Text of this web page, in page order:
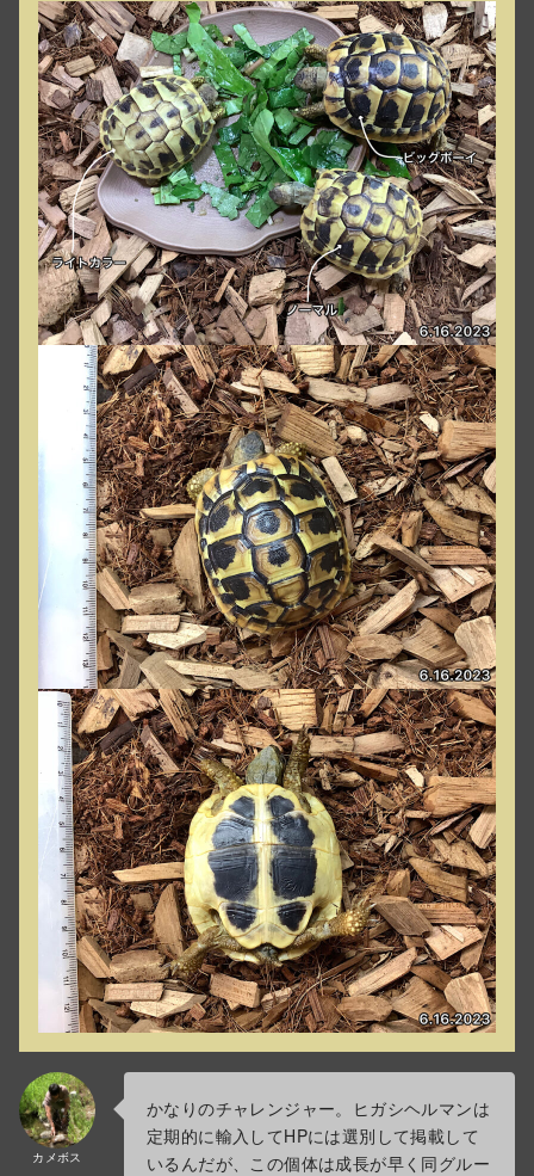
カメボス
かなりのチャレンジャー。ヒガシヘルマンは
定期的に輸入してHPには選別して掲載して
いるんだが、この個体は成長が早く同グルー